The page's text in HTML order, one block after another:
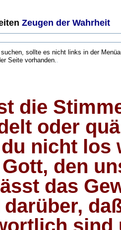
Zeugen der Wahrheit
sollte es nicht links in der
Seite vorhanden..
die
oder
nicht los
den
das
darüber,
sind